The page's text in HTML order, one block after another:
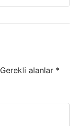
Gerekli alanlar *